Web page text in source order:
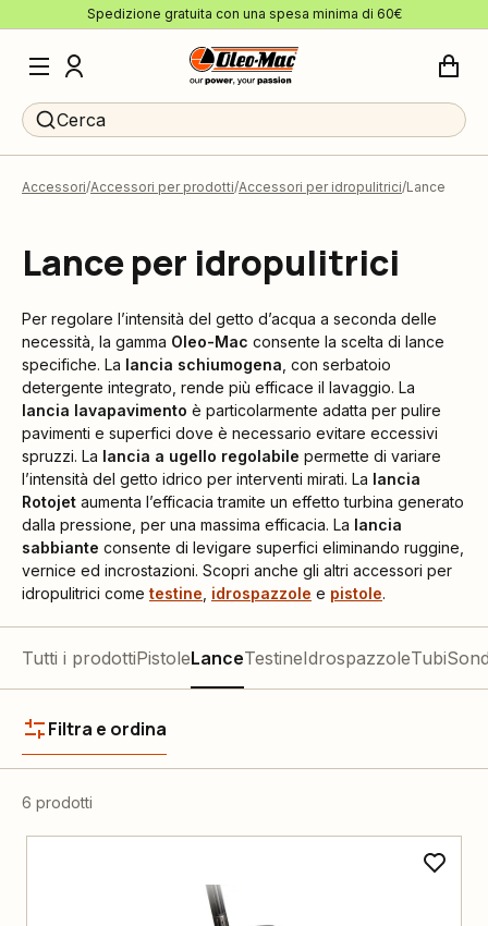
Spedizione gratuita con una spesa minima di 60€
Cerca
Accessori Accessori per prodotti Accessori per idropulitrici Lance
Lance per idropulitrici
Per regolare l’intensità del getto d’acqua a seconda delle
necessità, la gamma Oleo-Mac consente la scelta di lance
specifiche. La lancia schiumogena , con serbatoio
detergente integrato, rende più efficace il lavaggio. La
lancia lavapavimento è particolarmente adatta per pulire
pavimenti e superfici dove è necessario evitare eccessivi
spruzzi. La lancia a ugello regolabile permette di variare
l’intensità del getto idrico per interventi mirati. La lancia
Rotojet aumenta l’efficacia tramite un effetto turbina generato
dalla pressione, per una massima efficacia. La lancia
sabbiante consente di levigare superfici eliminando ruggine,
vernice ed incrostazioni. Scopri anche gli altri accessori per
idropulitrici come testine idrospazzole e pistole.
Tutti i prodottiPistoleLanceTestineIdrospazzoleTubi
Filtra e ordina
6 prodotti